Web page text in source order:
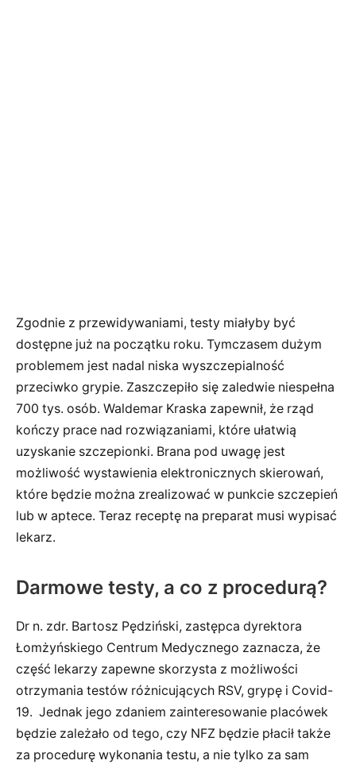
Zgodnie z przewidywaniami, testy miałyby być
dostępne już na początku roku. Tymczasem dużym
problemem jest nadal niska wyszczepialność
przeciwko grypie. Zaszczepiło się zaledwie niespełna
700 tys. osób. Waldemar Kraska zapewnił, że rząd
kończy prace nad rozwiązaniami, które ułatwią
uzyskanie szczepionki. Brana pod uwagę jest
możliwość wystawienia elektronicznych skierowań,
które będzie można zrealizować w punkcie szczepień
lub w aptece. Teraz receptę na preparat musi wypisać
lekarz.
Darmowe testy, a co z procedurą?
Dr n. zdr. Bartosz Pędziński, zastępca dyrektora
Łomżyńskiego Centrum Medycznego zaznacza, że
część lekarzy zapewne skorzysta z możliwości
otrzymania testów różnicujących RSV, grypę i Covid-
19. Jednak jego zdaniem zainteresowanie placówek
będzie zależało od tego, czy NFZ będzie płacił także
za procedurę wykonania testu, a nie tylko za sam